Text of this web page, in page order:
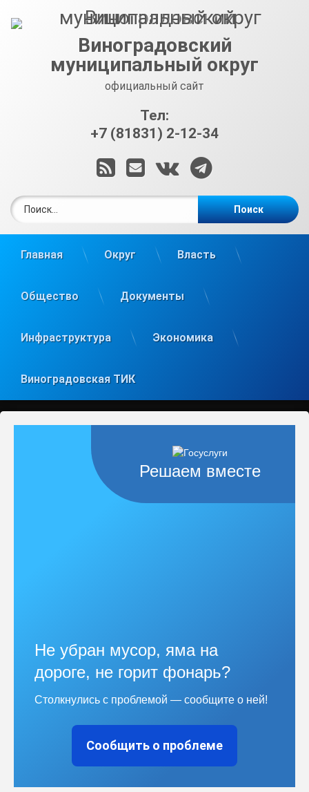
Виноградовский
муниципальный округ
официальный сайт
Тел:
+7 (81831) 2-12-34
RSSE-mailВКонтакте
Telegram
Главная Округ Власть
Общество Документы
Инфраструктура Экономика
Виноградовская ТИК
Решаем вместе
Не убран мусор, яма на
дороге, не горит фонарь?
Столкнулись с проблемой — сообщите о ней!
Сообщить о проблеме